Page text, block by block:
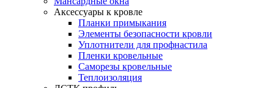
Аксессуары к кровле
Планки примыкания
Элементы безопасности кровли
Уплотнители для профнастила
Пленки кровельные
Саморезы кровельные
Теплоизоляция